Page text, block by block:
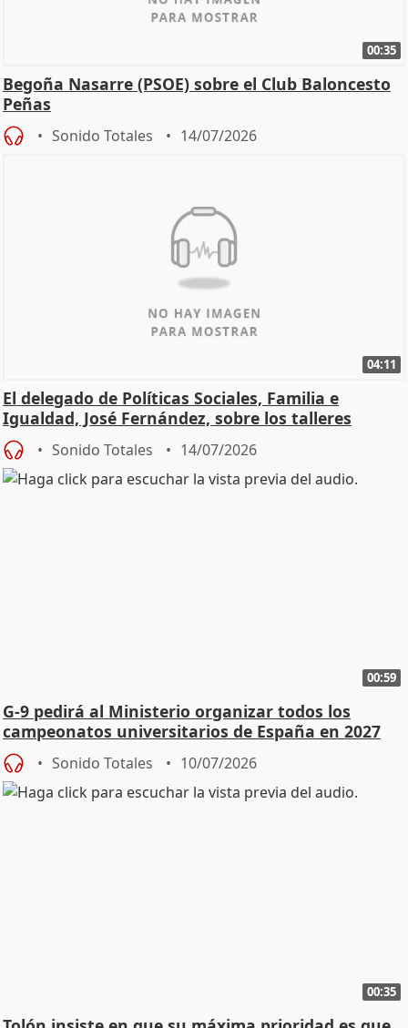
00:35
Begoña Nasarre (PSOE) sobre el Club Baloncesto
Peñas
Sonido Totales 14/07/2026
04:11
El delegado de Políticas Sociales, Familia e
Igualdad, José Fernández, sobre los talleres
Sonido Totales 14/07/2026
00:59
G-9 pedirá al Ministerio organizar todos los
campeonatos universitarios de España en 2027
Sonido Totales 10/07/2026
00:35